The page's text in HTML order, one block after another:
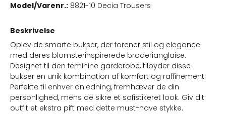
Model/Varenr.: 8821-10 Decia Trousers
Beskrivelse
Oplev de smarte bukser, der forener stil og elegance
med deres blomsterinspirerede broderianglaise.
Designet til den feminine garderobe, tilbyder disse
bukser en unik kombination af komfort og raffinement.
Perfekte til enhver anledning, fremhæver de din
personlighed, mens de sikre et sofistikeret look. Giv dit
outfit et ekstra pift med dette must-have stykke.